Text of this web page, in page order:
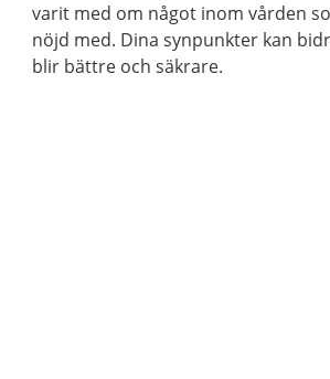
varit med om något inom vården
nöjd med. Dina synpunkter kan
blir bättre och säkrare.